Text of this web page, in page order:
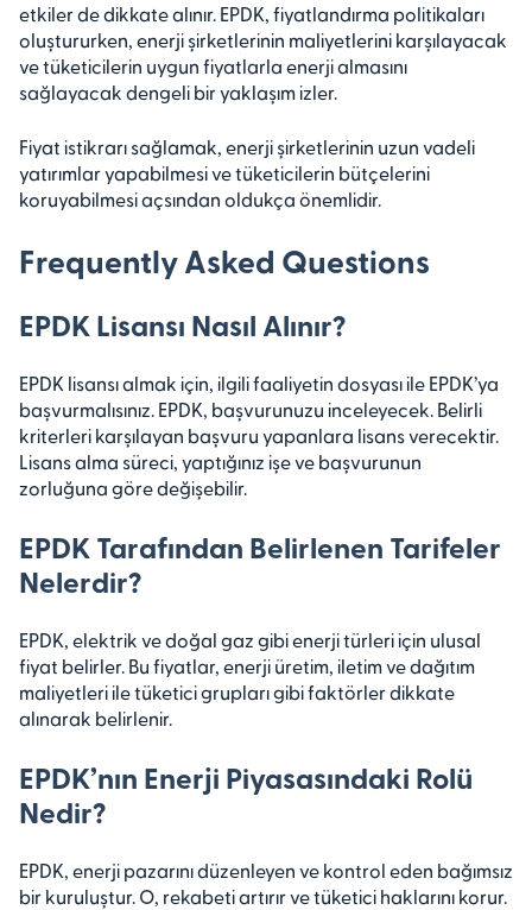
etkiler de dikkate alınır. EPDK, fiyatlandırma politikaları
oluştururken, enerji şirketlerinin maliyetlerini karşılayacak
ve tüketicilerin uygun fiyatlarla enerji almasını
sağlayacak dengeli bir yaklaşım izler.
Fiyat istikrarı sağlamak, enerji şirketlerinin uzun vadeli
yatırımlar yapabilmesi ve tüketicilerin bütçelerini
koruyabilmesi açsından oldukça önemlidir.
Frequently Asked Questions
EPDK Lisansı Nasıl Alınır?
EPDK lisansı almak için, ilgili faaliyetin dosyası ile EPDK’ya
başvurmalısınız. EPDK, başvurunuzu inceleyecek. Belirli
kriterleri karşılayan başvuru yapanlara lisans verecektir.
Lisans alma süreci, yaptığınız işe ve başvurunun
zorluğuna göre değişebilir.
EPDK Tarafından Belirlenen Tarifeler
Nelerdir?
EPDK, elektrik ve doğal gaz gibi enerji türleri için ulusal
fiyat belirler. Bu fiyatlar, enerji üretim, iletim ve dağıtım
maliyetleri ile tüketici grupları gibi faktörler dikkate
alınarak belirlenir.
EPDK’nın Enerji Piyasasındaki Rolü
Nedir?
EPDK, enerji pazarını düzenleyen ve kontrol eden bağımsız
bir kuruluştur. O, rekabeti artırır ve tüketici haklarını korur.